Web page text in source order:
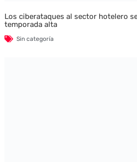
Los ciberataques al sector hotelero
temporada alta
Sin categoría